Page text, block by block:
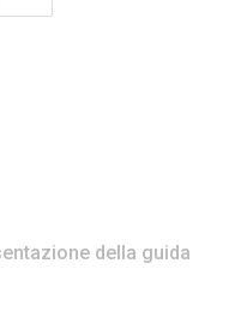
della guida